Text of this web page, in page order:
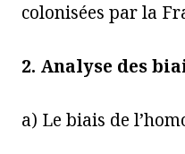
colonisées par la
2. Analyse des
a) Le biais de